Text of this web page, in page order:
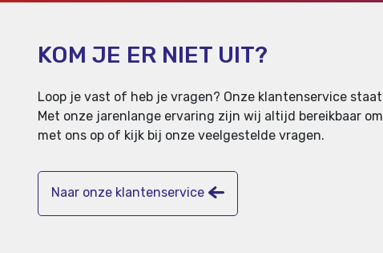
KOM JE ER NIET UIT?
Loop je vast of heb je vragen? Onze klantenservice
Met onze jarenlange ervaring zijn wij altijd bereikbaar
met ons op of kijk bij onze veelgestelde vragen.
Naar onze klantenservice